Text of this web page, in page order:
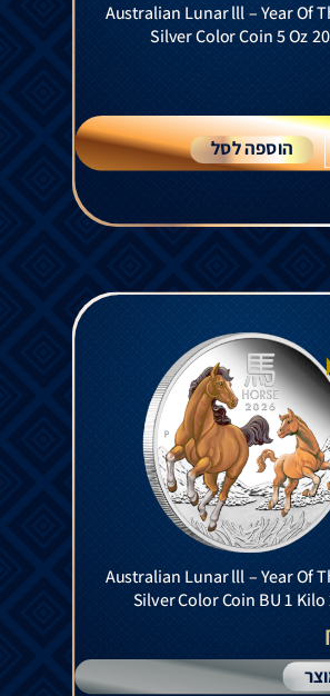
Australian Lunar lll – Year Of
Silver Color Coin 5 Oz
הוספה לסל
Australian Lunar lll – Year Of
Silver Color Coin BU 1 Kilo